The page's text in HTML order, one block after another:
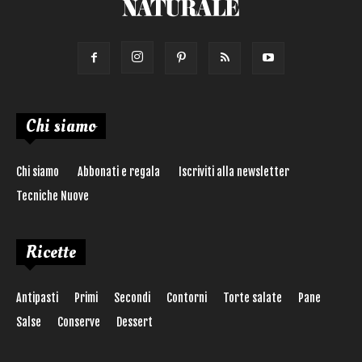
Chi siamo
Chi siamo Abbonati e regala
Iscriviti alla newsletter
Tecniche Nuove
Ricette
Antipasti Primi Secondi Contorni Torte salate
Pane
Salse
Conserve Dessert